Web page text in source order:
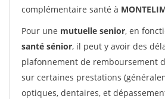
complémentaire santé à
Pour une mutuelle senior, en
santé sénior, il peut y avoir des
plafonnement de remboursement
sur certaines prestations
optiques, dentaires, et